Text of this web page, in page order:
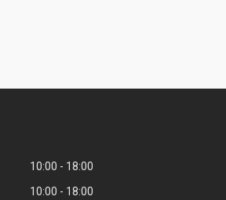
10:00
18:00
10:00
18:00